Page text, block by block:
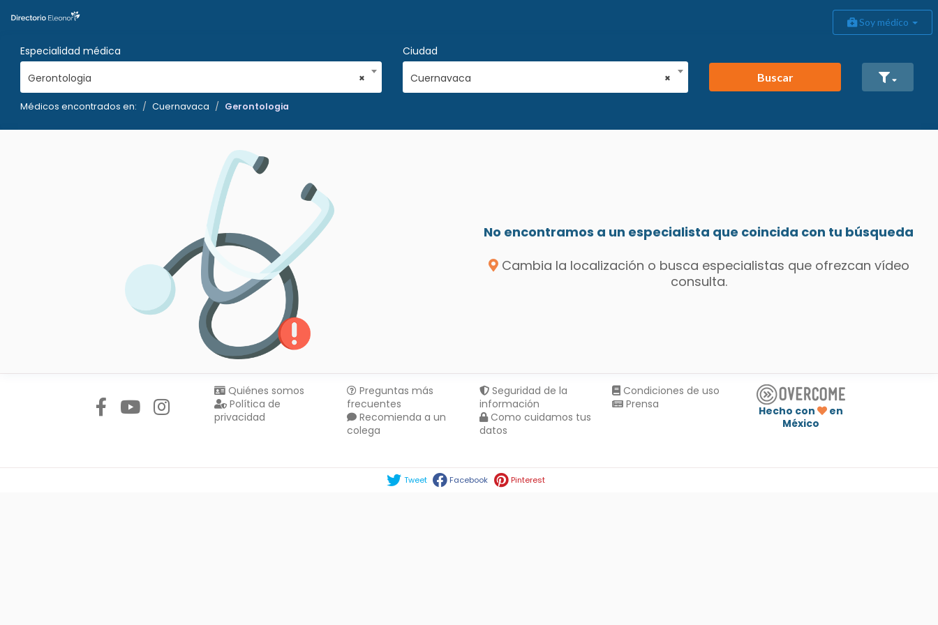
Soy médico
Especialidad médica
×
Gerontologia
Ciudad
×
Cuernavaca Buscar
Médicos encontrados en: Cuernavaca Gerontologia
No encontramos a un especialista que coincida con tu búsqueda
Cambia la localización o busca especialistas que ofrezcan vídeo
consulta.
Quiénes somos
Política de
privacidad
Preguntas más
frecuentes
Recomienda a un
colega
Seguridad de la
información
Como cuidamos tus
datos
Condiciones de uso
Prensa
Hecho con
en
México
Tweet Facebook Pinterest